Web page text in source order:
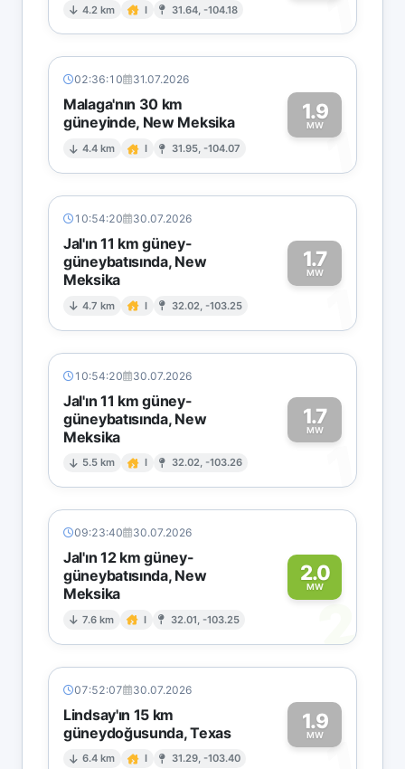
4.2 km I 31.64, -104.18 1
02:36:10 31.07.2026
Malaga'nın 30 km
güneyinde, New Meksika
4.4 km I 31.95, -104.07
1.9
MW1
10:54:20 30.07.2026
Jal'ın 11 km güney-
güneybatısında, New
Meksika
4.7 km I 32.02, -103.25
1.7
MW
1
10:54:20 30.07.2026
Jal'ın 11 km güney-
güneybatısında, New
Meksika
5.5 km I 32.02, -103.26
1.7
MW
1
09:23:40 30.07.2026
Jal'ın 12 km güney-
güneybatısında, New
Meksika
7.6 km I 32.01, -103.25
2.0
MW
2
07:52:07 30.07.2026
Lindsay'ın 15 km
güneydoğusunda, Texas
6.4 km I 31.29, -103.40
1.9
MW